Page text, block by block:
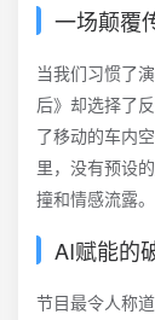
一场颠覆
当我们习惯了
后》却选择了
了移动的车内
里，没有预设
撞和情感流露。
AI赋能的
节目最令人称